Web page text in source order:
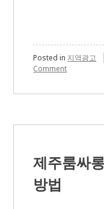
Posted in 지역광고
Commenton
롱
와
리
제주룸싸
방법